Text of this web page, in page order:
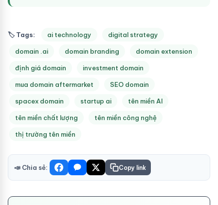
🏷 Tags: ai technology digital strategy
domain .ai domain branding domain extension
định giá domain investment domain
mua domain aftermarket SEO domain
spacex domain startup ai tên miền AI
tên miền chất lượng tên miền công nghệ
thị trường tên miền
📣 Chia sẻ: Copy link